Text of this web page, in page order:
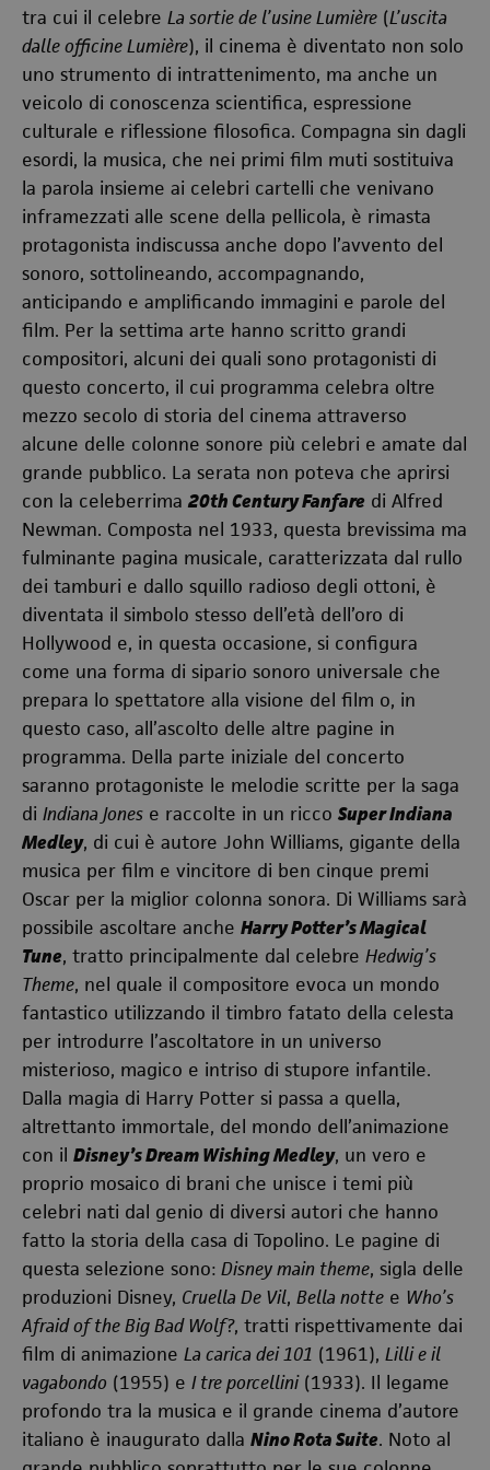
tra cui il celebre La sortie de l’usine Lumière (L’uscita
dalle officine Lumière), il cinema è diventato non solo
uno strumento di intrattenimento, ma anche un
veicolo di conoscenza scientifica, espressione
culturale e riflessione filosofica. Compagna sin dagli
esordi, la musica, che nei primi film muti sostituiva
la parola insieme ai celebri cartelli che venivano
inframezzati alle scene della pellicola, è rimasta
protagonista indiscussa anche dopo l’avvento del
sonoro, sottolineando, accompagnando,
anticipando e amplificando immagini e parole del
film. Per la settima arte hanno scritto grandi
compositori, alcuni dei quali sono protagonisti di
questo concerto, il cui programma celebra oltre
mezzo secolo di storia del cinema attraverso
alcune delle colonne sonore più celebri e amate dal
grande pubblico. La serata non poteva che aprirsi
con la celeberrima 20th Century Fanfare di Alfred
Newman. Composta nel 1933, questa brevissima ma
fulminante pagina musicale, caratterizzata dal rullo
dei tamburi e dallo squillo radioso degli ottoni, è
diventata il simbolo stesso dell’età dell’oro di
Hollywood e, in questa occasione, si configura
come una forma di sipario sonoro universale che
prepara lo spettatore alla visione del film o, in
questo caso, all’ascolto delle altre pagine in
programma. Della parte iniziale del concerto
saranno protagoniste le melodie scritte per la saga
di Indiana Jones e raccolte in un ricco Super Indiana
Medley, di cui è autore John Williams, gigante della
musica per film e vincitore di ben cinque premi
Oscar per la miglior colonna sonora. Di Williams sarà
possibile ascoltare anche Harry Potter’s Magical
Tune, tratto principalmente dal celebre Hedwig’s
Theme, nel quale il compositore evoca un mondo
fantastico utilizzando il timbro fatato della celesta
per introdurre l’ascoltatore in un universo
misterioso, magico e intriso di stupore infantile.
Dalla magia di Harry Potter si passa a quella,
altrettanto immortale, del mondo dell’animazione
con il Disney’s Dream Wishing Medley, un vero e
proprio mosaico di brani che unisce i temi più
celebri nati dal genio di diversi autori che hanno
fatto la storia della casa di Topolino. Le pagine di
questa selezione sono: Disney main theme, sigla delle
produzioni Disney, Cruella De Vil, Bella notte e Who’s
Afraid of the Big Bad Wolf?, tratti rispettivamente dai
film di animazione La carica dei 101 (1961), Lilli e il
vagabondo (1955) e I tre porcellini(1933). Il legame
profondo tra la musica e il grande cinema d’autore
italiano è inaugurato dalla Nino Rota Suite. Noto al